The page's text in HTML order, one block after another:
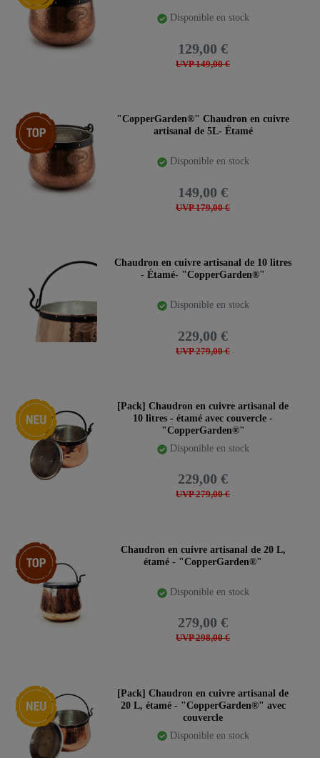
Disponible en stock
UVP 149,00 €
129,00 €
Article phare
"CopperGarden®" Chaudron en cuivre
artisanal de 5L- Étamé
Disponible en stock
UVP 179,00 €
149,00 €
Chaudron en cuivre artisanal de 10 litres
- Étamé- "CopperGarden®"
Disponible en stock
UVP 279,00 €
229,00 €
Nouveauté
[Pack] Chaudron en cuivre artisanal de
10 litres - étamé avec couvercle -
"CopperGarden®"
Disponible en stock
UVP 279,00 €
229,00 €
Article phare
Chaudron en cuivre artisanal de 20 L,
étamé - "CopperGarden®"
Disponible en stock
UVP 298,00 €
279,00 €
Nouveauté
[Pack] Chaudron en cuivre artisanal de
20 L, étamé - "CopperGarden®" avec
couvercle
Disponible en stock